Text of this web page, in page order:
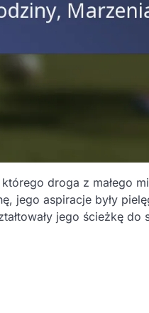
droga z małego
jego aspiracje były
jego ścieżkę do